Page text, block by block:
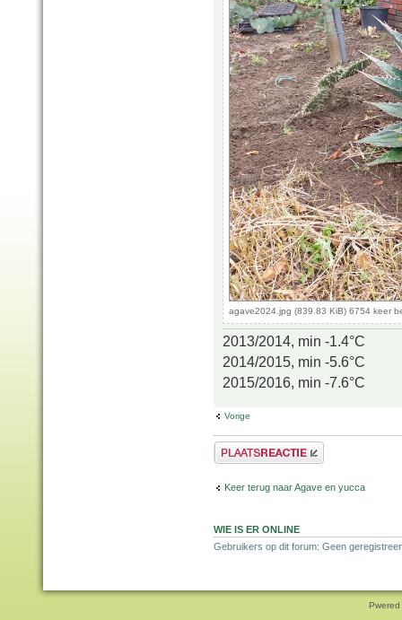
agave2024.jpg (839.83 KiB) 6754 keer
2013/2014, min -1.4°C
2014/2015, min -5.6°C
2015/2016, min -7.6°C
Vorige
Plaats een reactie
Keer terug naar Agave en yucca
WIE IS ER ONLINE
Gebruikers op dit forum: Geen